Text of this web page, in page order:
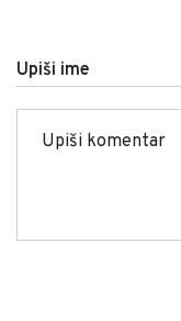
Upiši ime